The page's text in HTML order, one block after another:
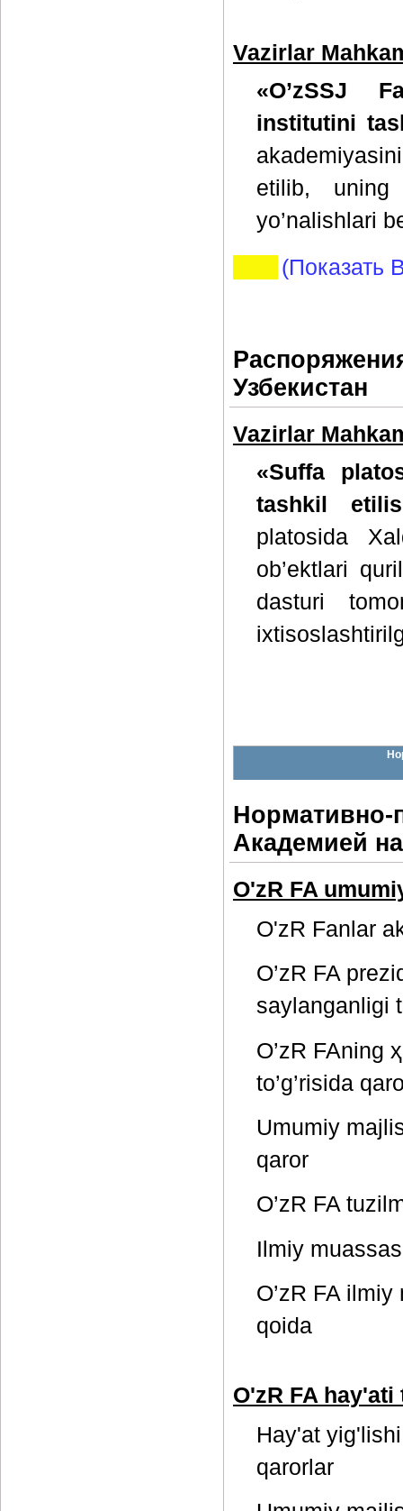
Vazirlar
«O’zSSJ
institutini
etilib, uning
yo’nalishlari
(Показать
Узбекистан
Vazirlar
«Suffa
tashkil
platosida
ob’ektlari
dasturi
Академией
O'zR FA
O'zR Fanlar
O’zR FA
saylanganligi
O’zR FAning
to’g’risida
Umumiy
qaror
O’zR FA
Ilmiy
O’zR FA
qoida
O'zR FA
Hay'at
qarorlar